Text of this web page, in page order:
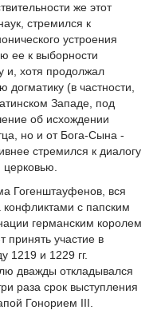
же этот
стремился к
устроения
ее к выборности
и, хотя продолжал
догматику (в частности,
Западе, под
об исхождении
но и от Бога-Сына -
стремился к диалогу
церковью.
Гогенштауфенов, вся
с папским
германским королем
принять участие в
1219 и 1229 гг.
дважды откладывался
раза срок выступления
Гонорием III.